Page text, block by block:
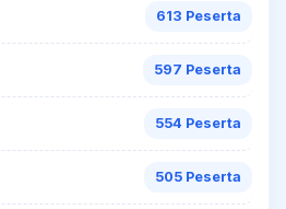
613 Peserta
597 Peserta
554 Peserta
505 Peserta